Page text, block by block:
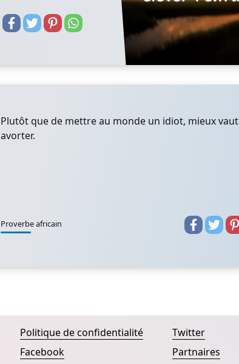
Plutôt que de mettre au monde un idiot, mieux vaut
avorter.
Proverbe africain
Politique de confidentialité
Facebook
Twitter
Partnaires